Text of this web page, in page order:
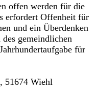
offen werden für die
erfordert Offenheit für
und ein Überdenken
gemeindlichen
für
51674 Wiehl